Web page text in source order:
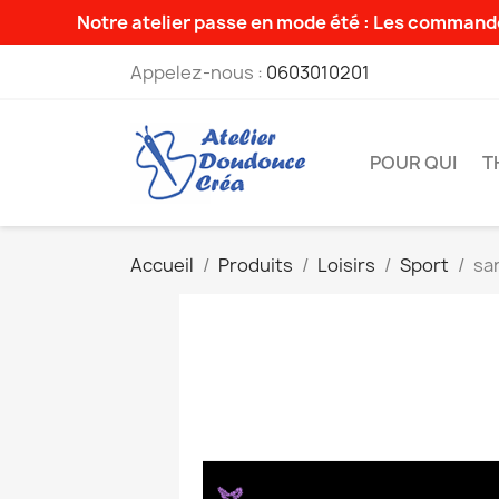
Notre atelier passe en mode été : Les
Appelez-nous : 0603010201
POUR QUI
Accueil Produits Loisirs Sport